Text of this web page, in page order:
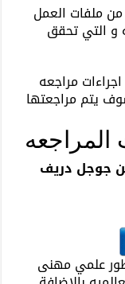
من ملفات العمل
و التي تحقق
مراجعه
يتم مراجعتها
المراجعه
جوجل دريف
علمي مهنى